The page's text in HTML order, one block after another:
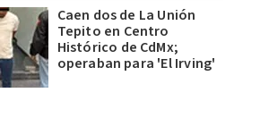
Caen dos de La Unión
Tepito en Centro
Histórico de CdMx;
operaban para 'El Irving'